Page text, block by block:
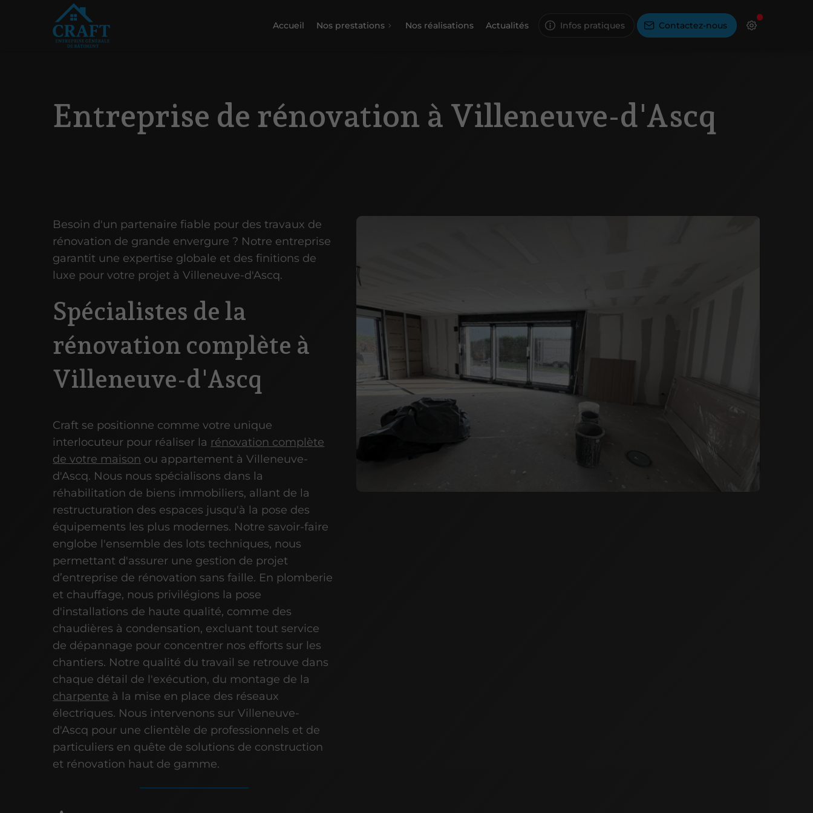
Accueil Nos prestations Nos réalisations Actualités Infos pratiques Contactez-nous
Entreprise de rénovation à Villeneuve-d'Ascq
Besoin d'un partenaire fiable pour des travaux de
rénovation de grande envergure ? Notre entreprise
garantit une expertise globale et des finitions de
luxe pour votre projet à Villeneuve-d'Ascq.
Spécialistes de la
rénovation complète à
Villeneuve-d'Ascq
Craft se positionne comme votre unique
interlocuteur pour réaliser la rénovation complète
de votre maison ou appartement à Villeneuve-
d'Ascq. Nous nous spécialisons dans la
réhabilitation de biens immobiliers, allant de la
restructuration des espaces jusqu'à la pose des
équipements les plus modernes. Notre savoir-faire
englobe l'ensemble des lots techniques, nous
permettant d'assurer une gestion de projet
d’entreprise de rénovation sans faille. En plomberie
et chauffage, nous privilégions la pose
d'installations de haute qualité, comme des
chaudières à condensation, excluant tout service
de dépannage pour concentrer nos efforts sur les
chantiers. Notre qualité du travail se retrouve dans
chaque détail de l'exécution, du montage de la
charpente à la mise en place des réseaux
électriques. Nous intervenons sur Villeneuve-
d'Ascq pour une clientèle de professionnels et de
particuliers en quête de solutions de construction
et rénovation haut de gamme.